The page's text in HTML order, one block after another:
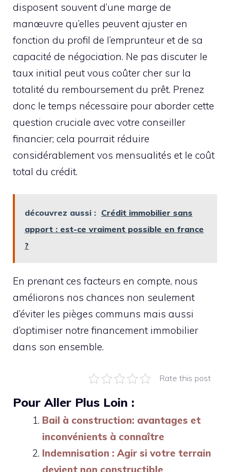
disposent souvent d’une marge de
manœuvre qu’elles peuvent ajuster en
fonction du profil de l’emprunteur et de sa
capacité de négociation. Ne pas discuter le
taux initial peut vous coûter cher sur la
totalité du remboursement du prêt. Prenez
donc le temps nécessaire pour aborder cette
question cruciale avec votre conseiller
financier; cela pourrait réduire
considérablement vos mensualités et le coût
total du crédit.
découvrez aussi : Crédit immobilier sans
apport : est-ce vraiment possible en france
?
En prenant ces facteurs en compte, nous
améliorons nos chances non seulement
d’éviter les pièges communs mais aussi
d’optimiser notre financement immobilier
dans son ensemble.
Rate this post
Pour Aller Plus Loin :
Bail à construction: avantages et
inconvénients à connaître
Indemnisation : Agir si votre terrain
devient non constructible